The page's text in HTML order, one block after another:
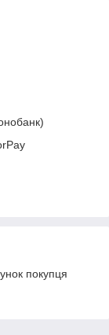
покупця